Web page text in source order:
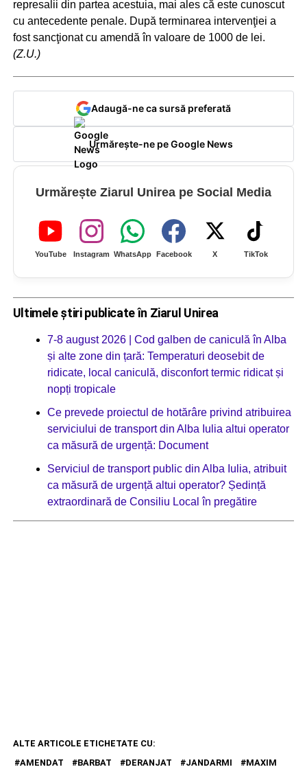
represalii din partea acestuia, mai ales că este cunoscut
cu antecedente penale. După terminarea intervenţiei a
fost sancţionat cu amendă în valoare de 1000 de lei.
(Z.U.)
Adaugă-ne ca sursă preferată
Urmărește-ne pe Google News
Urmărește Ziarul Unirea pe Social Media
YouTube Instagram WhatsApp Facebook X TikTok
Ultimele știri publicate în Ziarul Unirea
7-8 august 2026 | Cod galben de caniculă în Alba
și alte zone din țară: Temperaturi deosebit de
ridicate, local caniculă, disconfort termic ridicat și
nopți tropicale
Ce prevede proiectul de hotărâre privind atribuirea
serviciului de transport din Alba Iulia altui operator
ca măsură de urgență: Document
Serviciul de transport public din Alba Iulia, atribuit
ca măsură de urgență altui operator? Ședință
extraordinară de Consiliu Local în pregătire
ALTE ARTICOLE ETICHETATE CU:
AMENDAT
BARBAT DERANJAT JANDARMI MAXIM